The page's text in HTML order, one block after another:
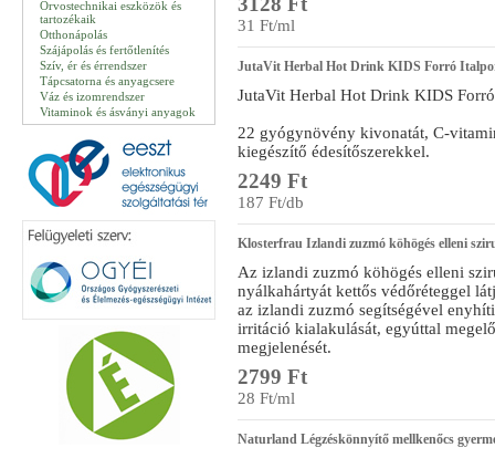
Orvostechnikai eszközök és
tartozékaik
Otthonápolás
Szájápolás és fertőtlenítés
Szív, ér és érrendszer
Tápcsatorna és anyagcsere
Váz és izomrendszer
Vitaminok és ásványi anyagok
31 Ft/ml
JutaVit Herbal Hot Drink KIDS Forró
JutaVit Herbal Hot Drink KIDS
22 gyógynövény kivonatát, C-
kiegészítő édesítőszerekkel.
2249 Ft
187 Ft/db
Klosterfrau Izlandi zuzmó köhögés elleni
Az izlandi zuzmó köhögés elleni
nyálkahártyát kettős védőréteggel
az izlandi zuzmó segítségével
irritáció kialakulását, egyúttal
megjelenését.
2799 Ft
28 Ft/ml
Naturland Légzéskönnyítő mellkenőcs